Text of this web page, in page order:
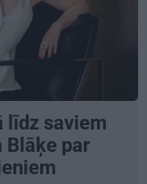
līdz saviem
Blāķe par